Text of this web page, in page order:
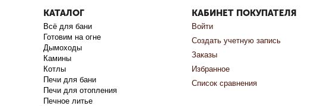
КАТАЛОГ
Всё для бани
Готовим на огне
Дымоходы
Камины
Котлы
Печи для бани
Печи для отопления
Печное литье
КАБИНЕТ ПОКУПАТЕЛЯ
Войти
Создать учетную запись
Заказы
Избранное
Список сравнения